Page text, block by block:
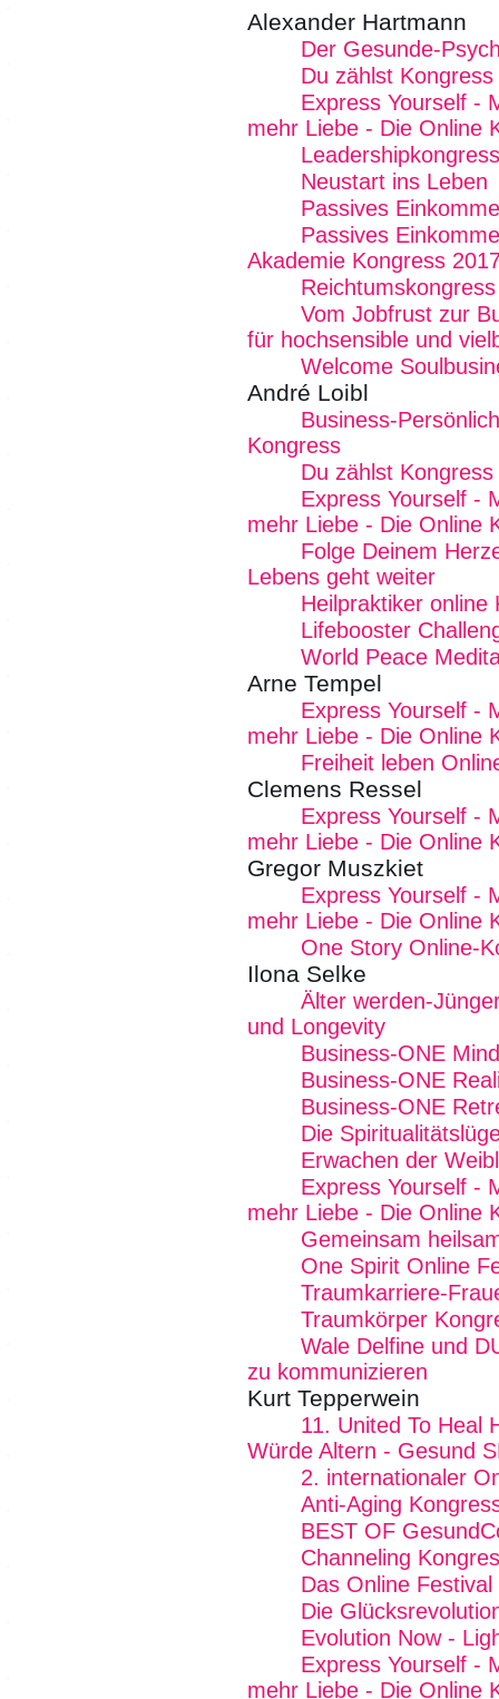
Alexander Hartmann
Der Gesunde-
Du zählst Kongress
Express Yourself -
mehr Liebe - Die Online
Leadershipkongress
Neustart ins Leben
Passives
Passives
Akademie Kongress
Reichtumskongress
Vom Jobfrust zur
für hochsensible und
Welcome
André Loibl
Business-
Kongress
Du zählst Kongress
Express Yourself -
mehr Liebe - Die Online
Folge Deinem
Lebens geht weiter
Heilpraktiker online
Lifebooster
World Peace
Arne Tempel
Express Yourself -
mehr Liebe - Die Online
Freiheit leben
Clemens Ressel
Express Yourself -
mehr Liebe - Die Online
Gregor Muszkiet
Express Yourself -
mehr Liebe - Die Online
One Story Online-
Ilona Selke
Älter werden-
und Longevity
Business-ONE
Business-ONE
Business-ONE
Die
Erwachen der
Express Yourself -
mehr Liebe - Die Online
Gemeinsam
One Spirit Online
Traumkarriere-
Traumkörper
Wale Delfine und
zu kommunizieren
Kurt Tepperwein
11. United To Heal
Würde Altern - Gesund
2. internationaler
Anti-Aging
BEST OF
Channeling
Das Online
Die
Evolution Now -
Express Yourself -
mehr Liebe - Die Online